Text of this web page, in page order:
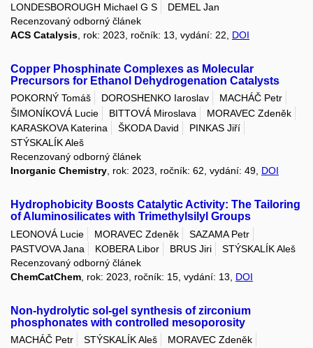
LONDESBOROUGH Michael G S
DEMEL Jan
Recenzovaný odborný článek
ACS Catalysis , rok: 2023, ročník: 13, vydání: 22, DOI
Copper Phosphinate Complexes as Molecular
Precursors for Ethanol Dehydrogenation Catalysts
POKORNÝ Tomáš DOROSHENKO Iaroslav
MACHÁČ Petr
ŠIMONÍKOVÁ Lucie
BITTOVÁ Miroslava
MORAVEC Zdeněk
KARASKOVA Katerina
ŠKODA David
PINKAS Jiří
STÝSKALÍK Aleš
Recenzovaný odborný článek
Inorganic Chemistry, rok: 2023, ročník: 62, vydání: 49, DOI
Hydrophobicity Boosts Catalytic Activity: The Tailoring
of Aluminosilicates with Trimethylsilyl Groups
LEONOVÁ Lucie MORAVEC Zdeněk
SAZAMA Petr
PASTVOVA Jana
KOBERA Libor BRUS Jiri
STÝSKALÍK Aleš
Recenzovaný odborný článek
ChemCatChem , rok: 2023, ročník: 15, vydání: 13, DOI
Non-hydrolytic sol-gel synthesis of zirconium
phosphonates with controlled mesoporosity
MACHÁČ Petr STÝSKALÍK Aleš
MORAVEC Zdeněk